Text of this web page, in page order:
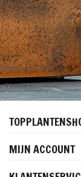
MIJN ACCOUNT